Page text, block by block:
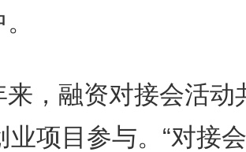
融资对接会活动
业项目参与。“对接